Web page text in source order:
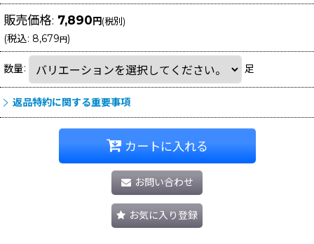
販売価格: 7,890円(税別)
(税込: 8,679円)
数量: 足
返品特約に関する重要事項
カートに入れる
お問い合わせ
お気に入り登録